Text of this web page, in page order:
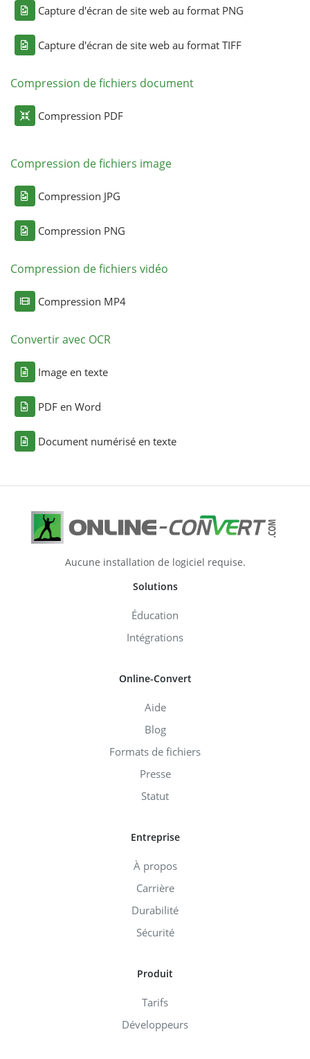
Capture d'écran de site web au format PNG
Capture d'écran de site web au format TIFF
Compression de fichiers document
Compression PDF
Compression de fichiers image
Compression JPG
Compression PNG
Compression de fichiers vidéo
Compression MP4
Convertir avec OCR
Image en texte
PDF en Word
Document numérisé en texte
Aucune installation de logiciel requise.
Solutions
Éducation
Intégrations
Online-Convert
Aide
Blog
Formats de fichiers
Presse
Statut
Entreprise
À propos
Carrière
Durabilité
Sécurité
Produit
Tarifs
Développeurs